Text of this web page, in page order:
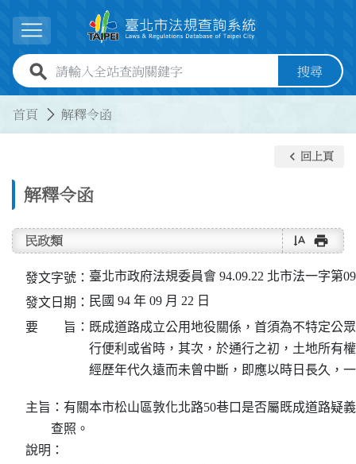
展開選單
全站查詢關鍵字欄位 搜尋
首頁 解釋令函
解釋令函
keyboard_arrow_left 回上頁
民政類 text_rotate_vertical print
發文字號： 臺北市政府法規委員會 94.09.22 北市法一字第
發文日期： 民國 94 年 09 月 22 日
要 旨： 既成道路成立公用地役關係，首須為不特定公
行便利或省時，其次，於通行之初，土地所有
經歷年代久遠而未曾中斷，即應以時日長久，
主旨：有關本市松山區敦化北路50巷口是否屬既成道路疑
        查照。
說明：